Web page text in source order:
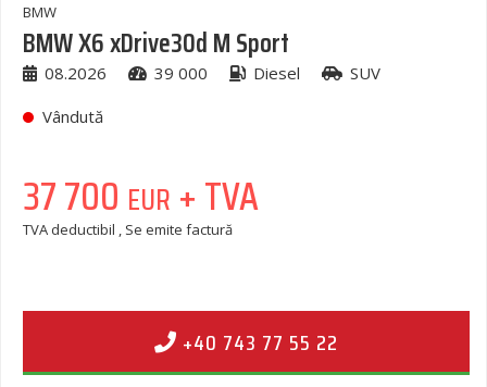
BMW
BMW X6 xDrive30d M Sport
08.2026 39 000 Diesel
SUV
Vândută
37 700 EUR + TVA
TVA deductibil , Se emite factură
+40 743 77 55 22